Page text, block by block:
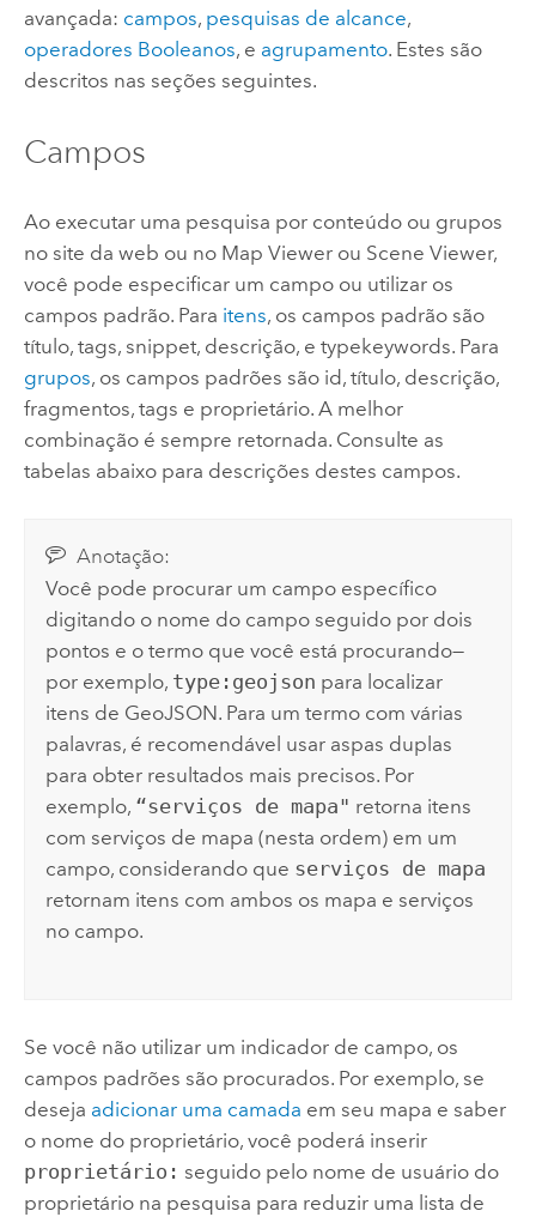
avançada: campos, pesquisas de alcance,
operadores Booleanos, e agrupamento. Estes são
descritos nas seções seguintes.
Campos
Ao executar uma pesquisa por conteúdo ou grupos
no site da web ou no Map Viewerou Scene Viewer,
você pode especificar um campo ou utilizar os
campos padrão.Para itens, os campos padrão são
título, tags, snippet, descrição, e typekeywords. Para
grupos, os campos padrões são id, título, descrição,
fragmentos, tags e proprietário. A melhor
combinação é sempre retornada. Consulte as
tabelas abaixo para descrições destes campos.
Anotação:
Você pode procurar um campo específico
digitando o nome do campo seguido por dois
pontos e o termo que você está procurando—
por exemplo, type:geojson para localizar
itens de GeoJSON. Para um termo com várias
palavras, é recomendável usar aspas duplas
para obter resultados mais precisos. Por
exemplo, “serviços de mapa" retorna itens
com serviços de mapa (nesta ordem) em um
campo, considerando que serviços de mapa
retornam itens com ambos os mapa e serviços
no campo.
Se você não utilizar um indicador de campo, os
campos padrões são procurados. Por exemplo, se
deseja adicionar uma camada em seu mapa e saber
o nome do proprietário, você poderá inserir
proprietário: seguido pelo nome de usuário do
proprietário na pesquisa para reduzir uma lista de